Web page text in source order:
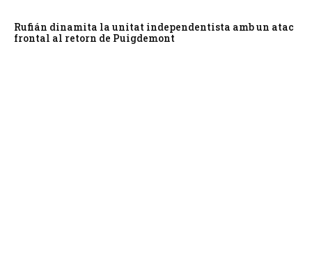
Rufián dinamita la unitat independentista amb un atac
frontal al retorn de Puigdemont